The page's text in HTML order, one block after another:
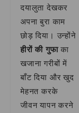
दयालुता देखकर
अपना बुरा काम
छोड़ दिया। उन्होंने
हीरों की गुफाका
खजाना गरीबों में
बाँट दिया और खुद
मेहनत करके
जीवन यापन करने